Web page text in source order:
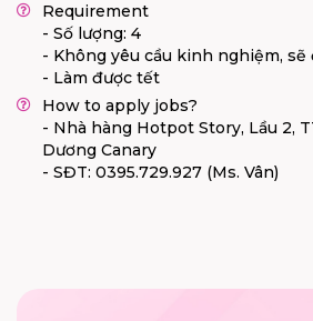
Requirement
- Số lượng: 4
- Không yêu cầu kinh nghiệm, sẽ
- Làm được tết
How to apply jobs?
- Nhà hàng Hotpot Story, Lầu 2,
Dương Canary
- SĐT: 0395.729.927 (Ms. Vân)